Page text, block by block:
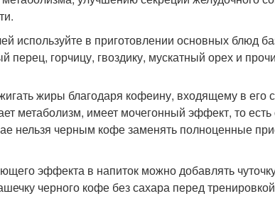
используйте в приготовлении основных блюд
перец, горчицу, гвоздику, мускатный орех и
жиры благодаря кофеину, входящему в его
метаболизм, имеет мочегонный эффект, то
нельзя черным кофе заменять полноценные
эффекта в напиток можно добавлять
черного кофе без сахара перед